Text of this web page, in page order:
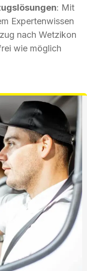
: Mit
Expertenwissen
nach Wetzikon
wie möglich